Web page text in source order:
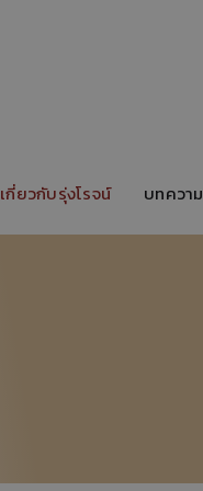
เกี่ยวกับรุ่งโรจน์ บทความ